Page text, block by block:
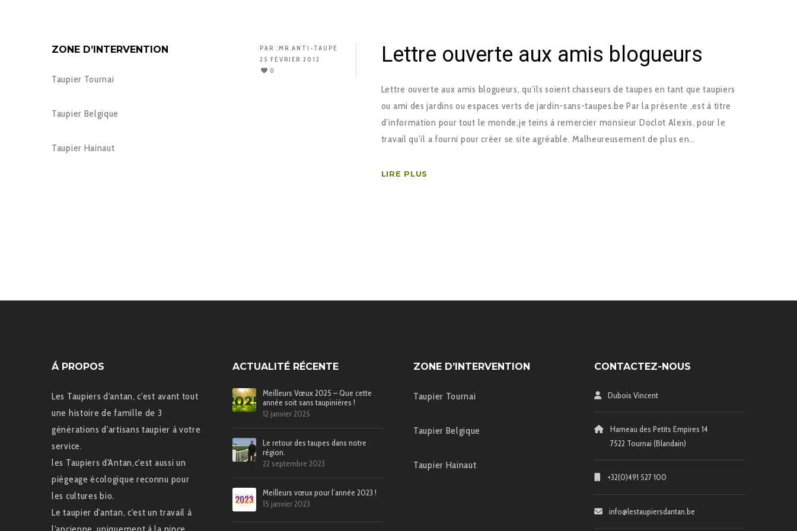
PAR :MR ANTI-TAUPE
25 FÉVRIER 2012
0
Lettre ouverte aux amis blogueurs
Lettre ouverte aux amis blogueurs, qu’ils soient chasseurs de taupes en tant que taupiers
ou ami des jardins ou espaces verts de jardin-sans-taupes.be Par la présente ,est à titre
d’information pour tout le monde,je teins à remercier monsieur Doclot Alexis, pour le
travail qu’il a fourni pour créer se site agréable. Malheureusement de plus en…
LIRE PLUS
ZONE D’INTERVENTION
Taupier Tournai
Taupier Belgique
Taupier Hainaut
Á PROPOS
Les Taupiers d'antan, c'est avant tout
une histoire de famille de 3
générations d'artisans taupier à votre
service.
les Taupiers d'Antan,c'est aussi un
piégeage écologique reconnu pour
les cultures bio.
Le taupier d'antan, c'est un travail à
ACTUALITÉ RÉCENTE
Meilleurs Vœux 2025 – Que cette
année soit sans taupinières !
12 janvier 2025
Le retour des taupes dans notre
région.
22 septembre 2023
Meilleurs vœux pour l’année 2023 !
15 janvier 2023
ZONE D’INTERVENTION
Taupier Tournai
Taupier Belgique
Taupier Hainaut
CONTACTEZ-NOUS
Dubois Vincent
Hameau des Petits Empires 14
7522 Tournai (Blandain)
+32(0)491 527 100
info@lestaupiersdantan.be